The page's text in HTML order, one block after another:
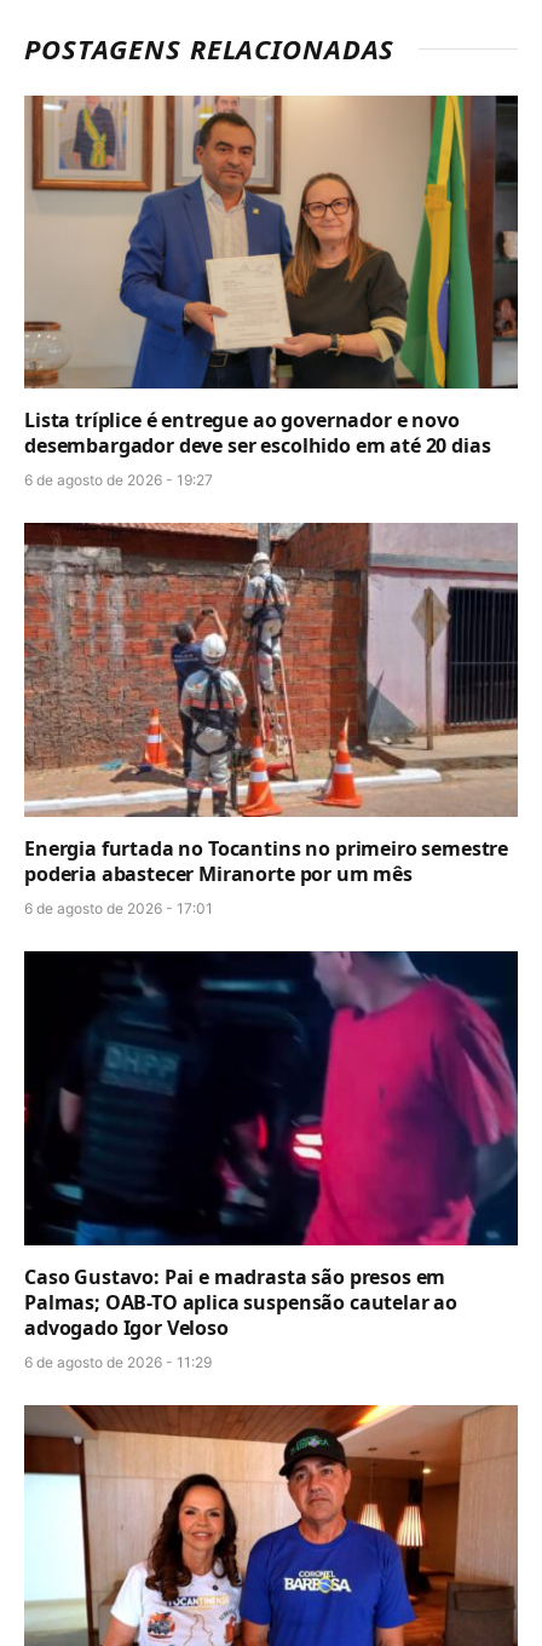
POSTAGENS RELACIONADAS
Lista tríplice é entregue ao governador e novo
desembargador deve ser escolhido em até 20 dias
6 de agosto de 2026 - 19:27
Energia furtada no Tocantins no primeiro semestre
poderia abastecer Miranorte por um mês
6 de agosto de 2026 - 17:01
Caso Gustavo: Pai e madrasta são presos em
Palmas; OAB-TO aplica suspensão cautelar ao
advogado Igor Veloso
6 de agosto de 2026 - 11:29